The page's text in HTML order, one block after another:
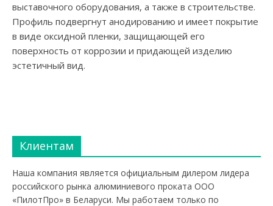
выставочного оборудования, а также в строительстве.
Профиль подвергнут анодированию и имеет покрытие
в виде оксидной пленки, защищающей его
поверхность от коррозии и придающей изделию
эстетичный вид.
Клиентам
Наша компания является официальным дилером лидера
российского рынка алюминиевого проката ООО
«ПилотПро» в Беларуси. Мы работаем только по